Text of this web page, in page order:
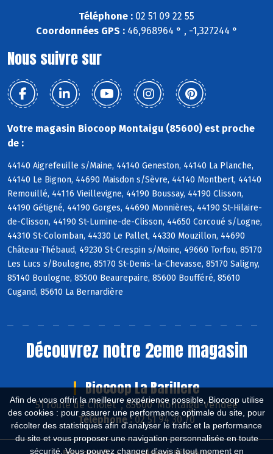
Afin de vous offrir la meilleure expérience possible, Biocoop utilise
des cookies : pour assurer une performance optimale du site, pour
récolter des statistiques afin d'analyser le trafic et la performance
du site et vous proposer une navigation personnalisée en toute
sécurité. Vous pouvez changer d'avis à tout moment en
Téléphone : 02 51 09 22 55
Coordonnées GPS :46,968964 ° , -1,327244 °
Nous suivre sur
Votre magasin Biocoop Montaigu (85600) est proche
de :
44140 Aigrefeuille s/Maine, 44140 Geneston, 44140 La Planche,
44140 Le Bignon, 44690 Maisdon s/Sèvre, 44140 Montbert, 44140
Remouillé, 44116 Vieillevigne, 44190 Boussay, 44190 Clisson,
44190 Gétigné, 44190 Gorges, 44690 Monnières, 44190 St-Hilaire-
de-Clisson, 44190 St-Lumine-de-Clisson, 44650 Corcoué s/Logne,
44310 St-Colomban, 44330 Le Pallet, 44330 Mouzillon, 44690
Château-Thébaud, 49230 St-Crespin s/Moine, 49660 Torfou, 85170
Les Lucs s/Boulogne, 85170 St-Denis-la-Chevasse, 85170 Saligny,
85140 Boulogne, 85500 Beaurepaire, 85600 Boufféré, 85610
Cugand, 85610 La Bernardière
Découvrez notre 2eme magasin
Biocoop La Barillere
51 route de Cholet , 85600 Montaigu-Vendée
Téléphone :02 51 94 30 70